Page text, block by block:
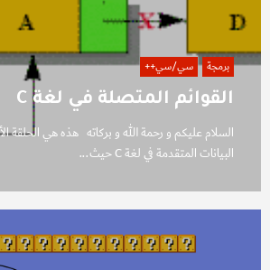
برمجة سي/سي++
القوائم المتصلة في لغة C
السلام عليكم و رحمة الله و بركاته هذه هي الحلقة
البيانات المتقدمة في لغة C حيث...